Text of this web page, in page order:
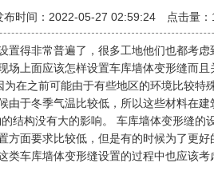
布时间：2022-05-27 02:59:24 点击量：
得非常普遍了，很多工地他们也都考
场上面应该怎样设置车库墙体变形缝而
在之前可能由于有些地区的环境比较特
由于冬季气温比较低，所以这些材料在
结构没有大的影响。 车库墙体变形缝
方面要求比较低，但是有的时候为了更
类车库墙体变形缝设置的过程中也应该考